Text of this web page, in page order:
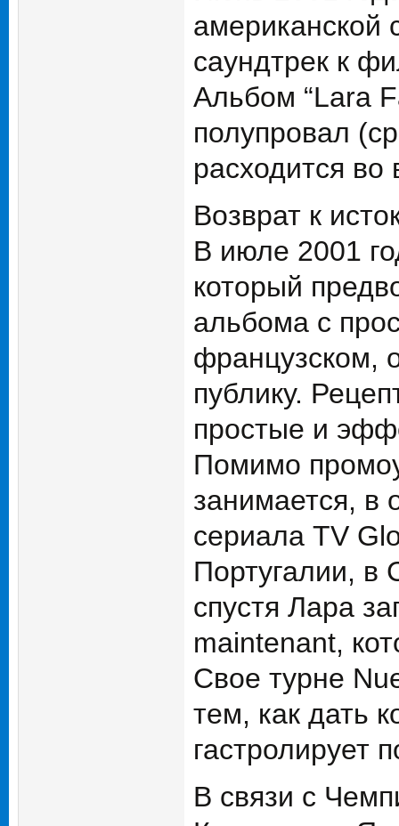
американской
саундтрек к
Альбом “Lara
полупровал
расходится
Возврат к
В июле 2001
который
альбома с
французском,
публику.
простые и
Помимо
занимается, в
сериала TV
Португалии, в
спустя Лара
maintenant,
Свое турне
тем, как дать
гастролирует
В связи с